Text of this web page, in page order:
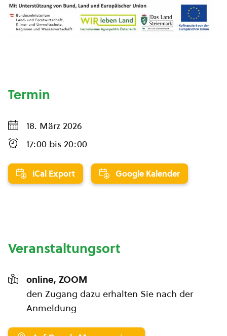
Termin
18. März 2026
17:00 bis 20:00
iCal Export Google Kalender
Veranstaltungsort
online, ZOOM
den Zugang dazu erhalten Sie nach der
Anmeldung